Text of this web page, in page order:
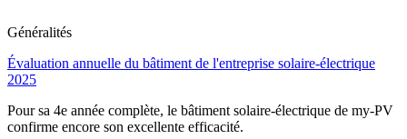
Généralités
Évaluation annuelle du bâtiment de l'entreprise solaire-électrique
2025
Pour sa 4e année complète, le bâtiment solaire-électrique de my-PV
confirme encore son excellente efficacité.